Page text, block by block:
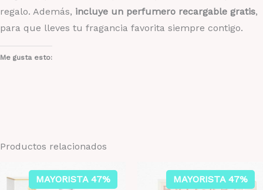
regalo. Además, incluye un perfumero recargable gratis,
para que lleves tu fragancia favorita siempre contigo.
Me gusta esto:
Productos relacionados
MAYORISTA 47% MAYORISTA 47%